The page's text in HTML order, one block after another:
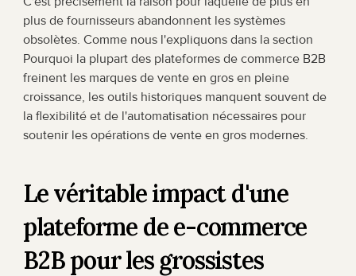
plus de fournisseurs abandonnent les systèmes
obsolètes. Comme nous l'expliquons dans la section
Pourquoi la plupart des plateformes de commerce B2B
freinent les marques de vente en gros en pleine
croissance, les outils historiques manquent souvent de
la flexibilité et de l'automatisation nécessaires pour
soutenir les opérations de vente en gros modernes.
Le véritable impact d'une
plateforme de e-commerce
B2B pour les grossistes